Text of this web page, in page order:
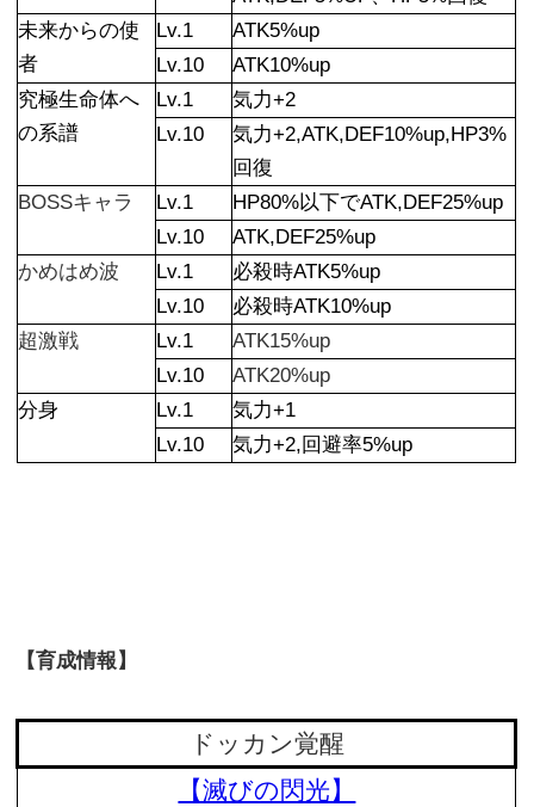
未来からの使
者
Lv.1
ATK5%up
Lv.10
ATK10%up
究極生命体へ
の系譜
Lv.1
気力+2
Lv.10
気力+2,ATK,DEF10%up,HP3%
回復
BOSSキャラ
Lv.1
HP80%以下でATK,DEF25%up
Lv.10
ATK,DEF25%up
かめはめ波
Lv.1
必殺時ATK5%up
Lv.10
必殺時ATK10%up
超激戦
Lv.1
ATK15%up
Lv.10
ATK20%up
分身
Lv.1
気力+1
Lv.10
気力+2,回避率5%up
【育成情報】
ドッカン覚醒
【滅びの閃光】